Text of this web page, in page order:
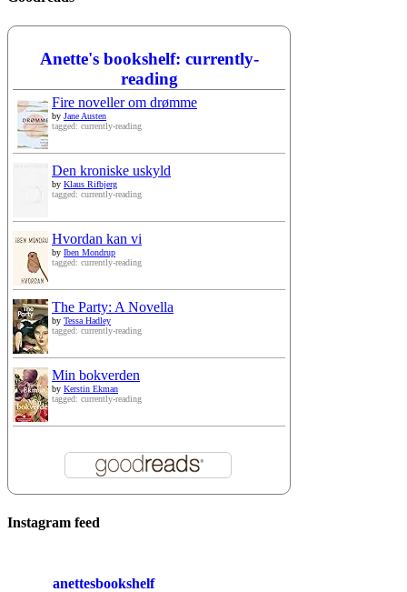
Anette's bookshelf: currently-
reading
Fire noveller om drømme
by Jane Austen
tagged: currently-reading
Den kroniske uskyld
by Klaus Rifbjerg
tagged: currently-reading
Hvordan kan vi
by Iben Mondrup
tagged: currently-reading
The Party: A Novella
by Tessa Hadley
tagged: currently-reading
Min bokverden
by Kerstin Ekman
tagged: currently-reading
Instagram feed
anettesbookshelf